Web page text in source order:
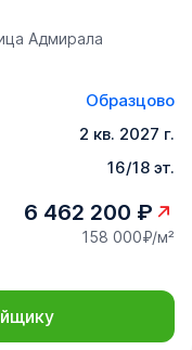
Адмирала
Образцово
2 кв. 2027 г.
16/18 эт.
6 462 200 ₽
158 000₽/м²